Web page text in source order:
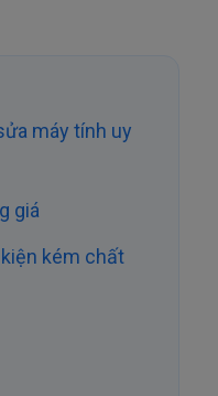
máy tính uy
giá
kém chất